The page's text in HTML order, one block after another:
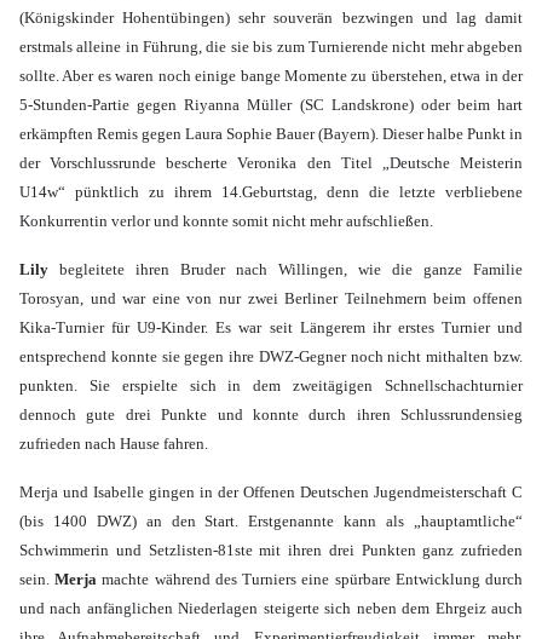
(Königskinder Hohentübingen) sehr souverän bezwingen und lag damit
erstmals alleine in Führung, die sie bis zum Turnierende nicht mehr abgeben
sollte. Aber es waren noch einige bange Momente zu überstehen, etwa in der
5-Stunden-Partie gegen Riyanna Müller (SC Landskrone) oder beim hart
erkämpften Remis gegen Laura Sophie Bauer (Bayern). Dieser halbe Punkt in
der Vorschlussrunde bescherte Veronika den Titel „Deutsche Meisterin
U14w“ pünktlich zu ihrem 14.Geburtstag, denn die letzte verbliebene
Konkurrentin verlor und konnte somit nicht mehr aufschließen.
Lily begleitete ihren Bruder nach Willingen, wie die ganze Familie
Torosyan, und war eine von nur zwei Berliner Teilnehmern beim offenen
Kika-Turnier für U9-Kinder. Es war seit Längerem ihr erstes Turnier und
entsprechend konnte sie gegen ihre DWZ-Gegner noch nicht mithalten bzw.
punkten. Sie erspielte sich in dem zweitägigen Schnellschachturnier
dennoch gute drei Punkte und konnte durch ihren Schlussrundensieg
zufrieden nach Hause fahren.
Merja und Isabelle gingen in der Offenen Deutschen Jugendmeisterschaft C
(bis 1400 DWZ) an den Start. Erstgenannte kann als „hauptamtliche“
Schwimmerin und Setzlisten-81ste mit ihren drei Punkten ganz zufrieden
sein.Merja machte während des Turniers eine spürbare Entwicklung durch
und nach anfänglichen Niederlagen steigerte sich neben dem Ehrgeiz auch